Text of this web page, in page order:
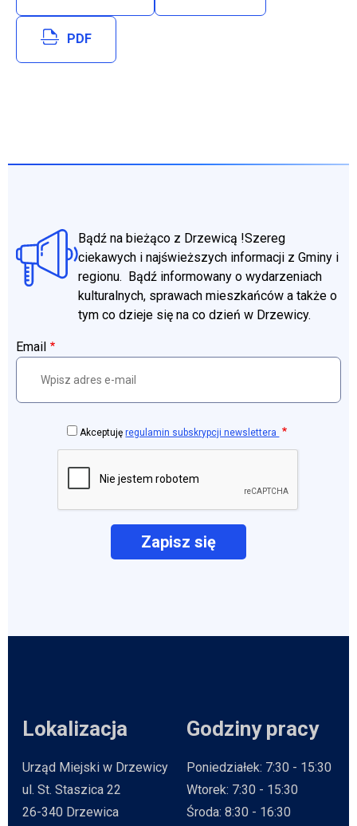
PDF
Bądź na bieżąco z Drzewicą !Szereg
ciekawych i najświeższych informacji z Gminy i
regionu. Bądź informowany o wydarzeniach
kulturalnych, sprawach mieszkańców a także o
tym co dzieje się na co dzień w Drzewicy.
Email
Akceptujęregulamin subskrypcji newslettera
Lokalizacja
Urząd Miejski w Drzewicy
ul. St. Staszica 22
26-340 Drzewica
Godziny pracy
Poniedziałek: 7:30 - 15:30
Wtorek: 7:30 - 15:30
Środa: 8:30 - 16:30